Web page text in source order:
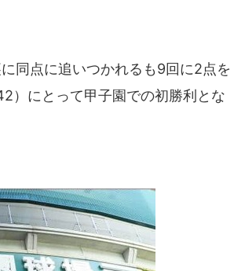
同点に追いつかれるも9回に2点を
）にとって甲子園での初勝利とな